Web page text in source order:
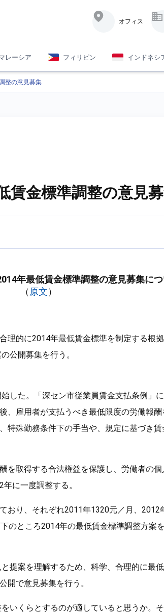
オフィス
レーシア フィリピン インドネシ
整の意見募集
賃金標準調整の意見
年最低賃金標準調整の意見募集に
（ 原文）
理的に2014年最低賃金標準を制定する根
公開募集を行う。
した。「深セン市従業員賃金支払条例」
、雇用者が支払うべき最低限度の労働報
特殊勤務条件下の手当や、規定に基づき
を取得する合法権益を保護し、労働者の
に一度調整する。
おり、それぞれ2011年1320元／月、2012
のところ2014年の最低賃金標準調整方案を
提案を理解するため、科学、合理的に最
開で意見募集を行う。
いくらとするのが適していると思うか。そ